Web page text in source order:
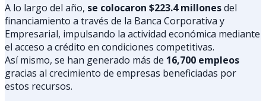
A lo largo del año, se colocaron $223.4 millonesdel
financiamiento a través de la Banca Corporativa y
Empresarial, impulsando la actividad económica mediante
el acceso a crédito en condiciones competitivas.
Así mismo, se han generado más de 16,700 empleos
gracias al crecimiento de empresas beneficiadas por
estos recursos.